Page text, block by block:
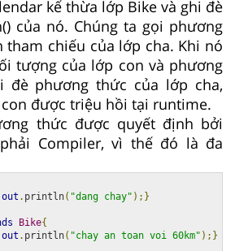
kế thừa lớp Bike và ghi đè
của nó. Chúng ta gọi phương
chiếu của lớp cha. Khi nó
tượng của lớp con và phương
đè phương thức của lớp cha,
được triệu hồi tại runtime.
thức được quyết định bởi
Compiler, vì thế đó là đa
out . println( "dang chay" );}
Bike{
out . println( "chay an toan voi 60km" );}